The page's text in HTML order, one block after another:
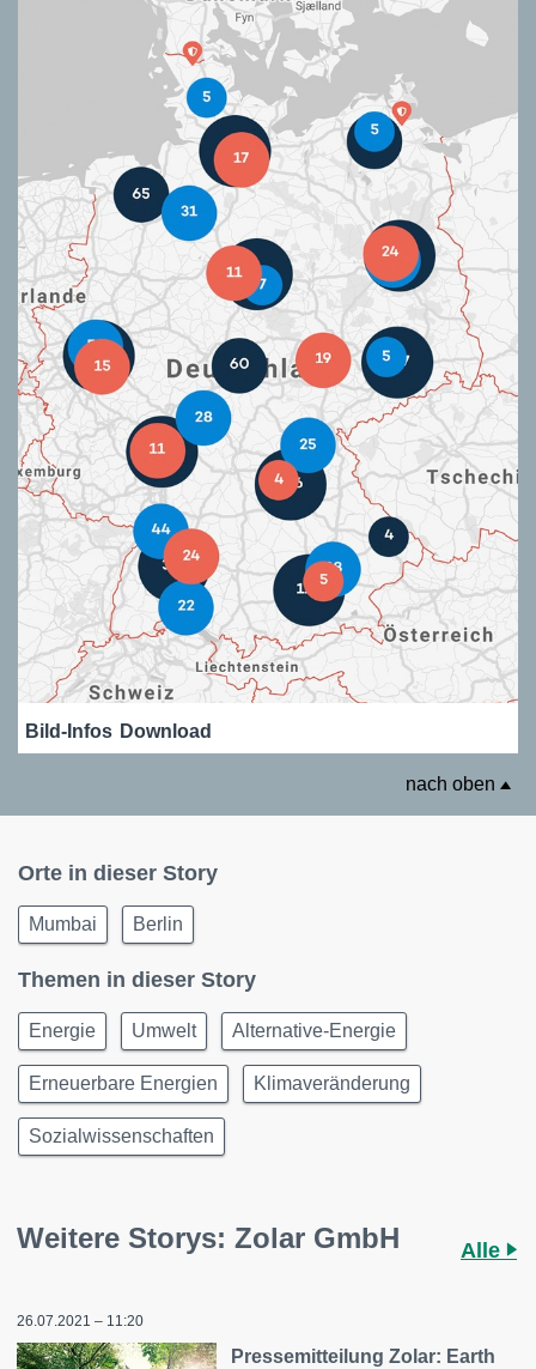
Bild-Infos Download
nach oben
Orte in dieser Story
Mumbai Berlin
Themen in dieser Story
Energie Umwelt Alternative-Energie
Erneuerbare Energien Klimaveränderung
Sozialwissenschaften
Weitere Storys: Zolar GmbH Alle
26.07.2021 – 11:20
Pressemitteilung Zolar: Earth